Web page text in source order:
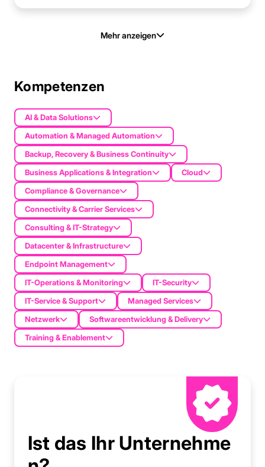
Mehr anzeigen
Kompetenzen
AI & Data Solutions
Automation & Managed Automation
Backup, Recovery & Business Continuity
Business Applications & Integration
Cloud
Compliance & Governance
Connectivity & Carrier Services
Consulting & IT-Strategy
Datacenter & Infrastructure
Endpoint Management
IT-Operations & Monitoring
IT-Security
IT-Service & Support
Managed Services
Netzwerk
Softwareentwicklung & Delivery
Training & Enablement
Ist das Ihr Unternehme